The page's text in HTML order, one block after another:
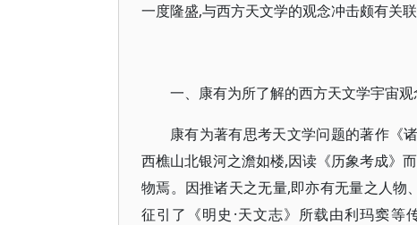
一度隆盛,与西方天文学的观念冲击颇有关联
一、康有为所了解的西方天文学宇宙
康有为著有思考天文学问题的著作《
西樵山北银河之澹如楼,因读《历象考成》
物焉。因推诸天之无量,即亦有无量之人物
征引了《明史·天文志》所载由利玛窦等